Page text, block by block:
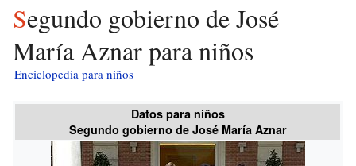
Segundo gobierno de José
María Aznar para niños
Enciclopedia para niños
Datos para niños
Segundo gobierno de José María Aznar